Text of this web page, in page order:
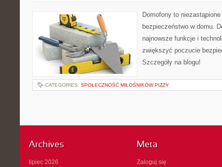
Domofony to
bezpieczeństwo w domu.
najnowsze funkcje i
zwiększyć poczucie
Szczegóły na blogu!
CATEGORIES: SPOŁECZNOŚĆ MIŁOŚNIKÓW PIZZY
Archives
lipiec 2026
Meta
Zaloguj się